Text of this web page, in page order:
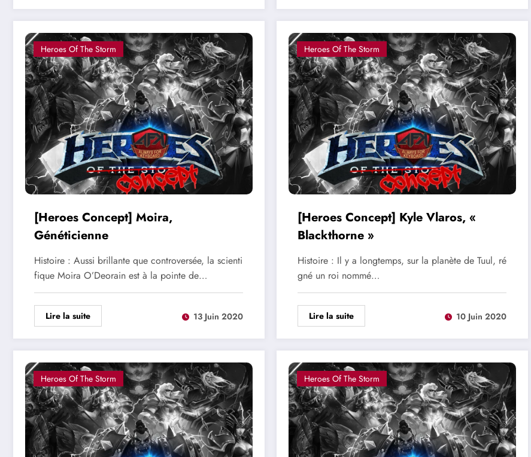
Heroes Of The Storm
[Heroes Concept] Moira,
Généticienne
Histoire : Aussi brillante que controversée, la scienti
fique Moira O’Deorain est à la pointe de…
Lire la suite 13 Juin 2020
Heroes Of The Storm
[Heroes Concept] Kyle Vlaros, «
Blackthorne »
Histoire : Il y a longtemps, sur la planète de Tuul, ré
gné un roi nommé…
Lire la suite 10 Juin 2020
Heroes Of The Storm Heroes Of The Storm